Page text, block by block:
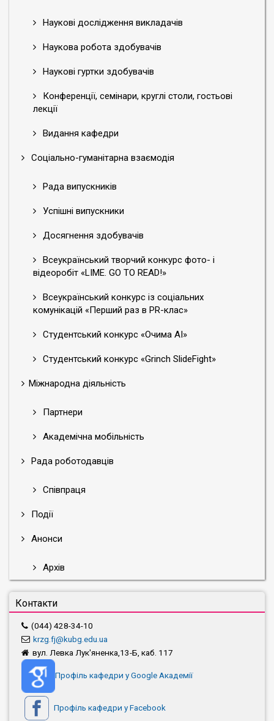
Наукові дослідження викладачів
Наукова робота здобувачів
Наукові гуртки здобувачів
Конференції, семінари, круглі столи, гостьові
лекції
Видання кафедри
Соціально-гуманітарна взаємодія
Рада випускників
Успішні випускники
Досягнення здобувачів
Всеукраїнський творчий конкурс фото- і
відеоробіт «LIME. GO TO READ!»
Всеукраїнський конкурс із соціальних
комунікацій «Перший раз в PR-клас»
Студентський конкурс «Очима АІ»
Студентський конкурс «Grinch SlideFight»
Міжнародна діяльність
Партнери
Академічна мобільність
Рада роботодавців
Співпраця
Події
Анонси
Архів
Контакти
(044) 428-34-10
krzg.fj@kubg.edu.ua
вул. Левка Лук'яненка,13-Б, каб. 117
Профіль кафедри у Google Академії
Профіль кафедри у Facebook